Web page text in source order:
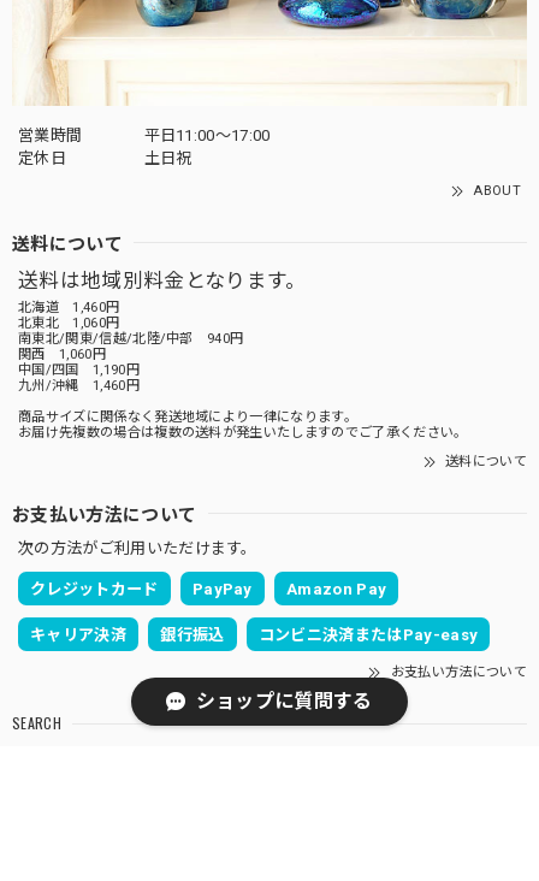
営業時間
平日11:00～17:00
定休日
土日祝
ABOUT
送料について
送料は地域別料金となります。
北海道 1,460円
北東北 1,060円
南東北/関東/信越/北陸/中部 940円
関西 1,060円
中国/四国 1,190円
九州/沖縄 1,460円
商品サイズに関係なく発送地域により一律になります。
お届け先複数の場合は複数の送料が発生いたしますのでご了承ください。
送料について
お支払い方法について
次の方法がご利用いただけます。
クレジットカード PayPay Amazon Pay
キャリア決済 銀行振込 コンビニ決済またはPay-easy
お支払い方法について
SEARCH
ショップに質問する